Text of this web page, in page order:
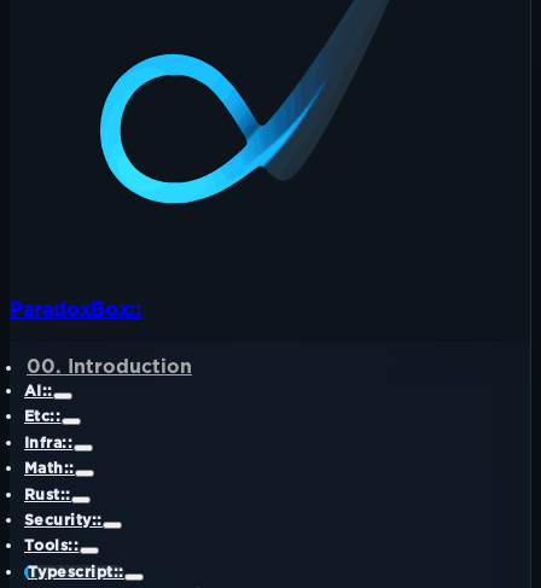
ParadoxBox::
00. Introduction
AI::
Etc::
Infra::
Math::
Rust::
Security::
Tools::
Typescript::